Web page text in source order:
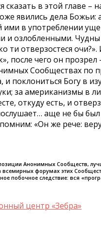
сказать в этой главе
явились дела
в употреблении
озлобленными. Чудны
ти отверзостеся
после чего он
Сообществах по
поклониться Богу в
за американизмы в
откуду есть, и
аще не бы
«Он же рече:
Анонимных Сообществ,
форумах этих
побочное следствие: вся
центр «Зебра»